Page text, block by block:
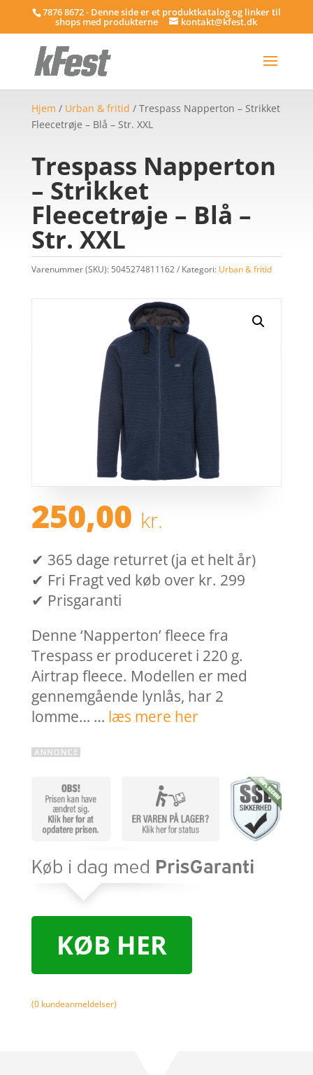
7876 8672 - Denne side er et produktkatalog og linker til
shops med produkterne kontakt@kfest.dk
Hjem / Urban & fritid / Trespass Napperton – Strikket
Fleecetrøje – Blå – Str. XXL
Trespass Napperton
– Strikket
Fleecetrøje – Blå –
Str. XXL
Varenummer (SKU): 5045274811162 Kategori: Urban & fritid
250,00 kr.
✔ 365 dage returret (ja et helt år)
✔ Fri Fragt ved køb over kr. 299
✔ Prisgaranti
Denne ‘Napperton’ fleece fra
Trespass er produceret i 220 g.
Airtrap fleece. Modellen er med
gennemgående lynlås, har 2
lomme… … læs mere her
KØB HER
(0kundeanmeldelser)